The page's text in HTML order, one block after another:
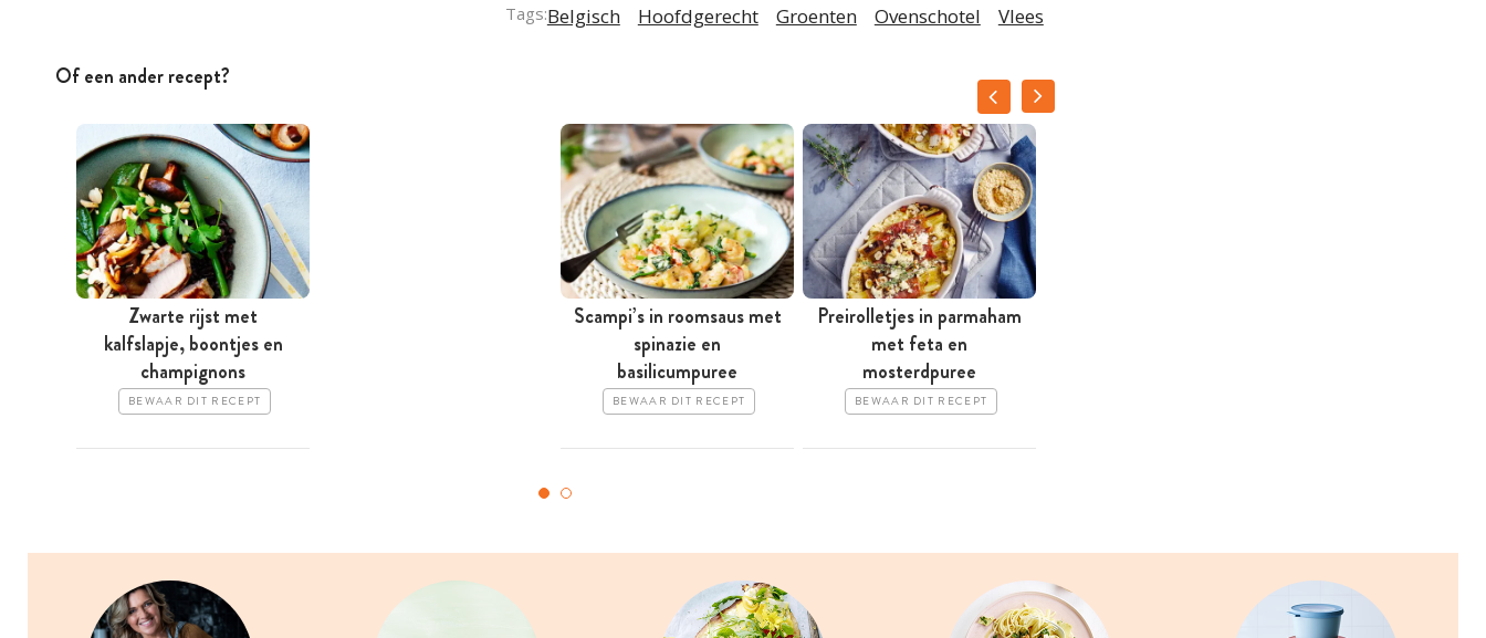
Tags:Belgisch Hoofdgerecht Groenten Ovenschotel Vlees
Of een ander recept?
Zwarte rijst met
kalfslapje, boontjes en
champignons
BEWAAR DIT RECEPT
Scampi’s in roomsaus met
spinazie en
basilicumpuree
BEWAAR DIT RECEPT
Preirolletjes in parmaham
met feta en
mosterdpuree
BEWAAR DIT RECEPT